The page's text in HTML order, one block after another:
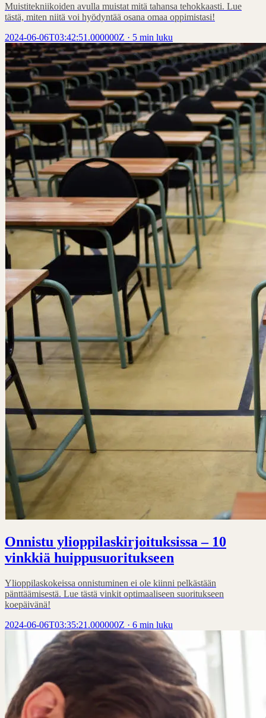
Muistitekniikoiden avulla muistat mitä tahansa tehokkaasti. Lue
tästä, miten niitä voi hyödyntää osana omaa oppimistasi!
2024-06-06T03:42:51.000000Z · 5 min luku
Onnistu ylioppilaskirjoituksissa – 10
vinkkiä huippusuoritukseen
Ylioppilaskokeissa onnistuminen ei ole kiinni pelkästään
pänttäämisestä. Lue tästä vinkit optimaaliseen suoritukseen
koepäivänä!
2024-06-06T03:35:21.000000Z · 6 min luku